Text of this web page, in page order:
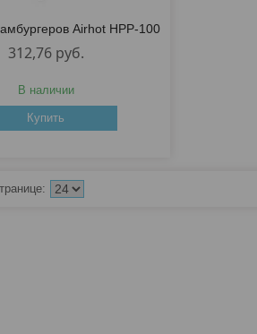
Airhot HPP-100
312,76 руб.
В наличии
Купить